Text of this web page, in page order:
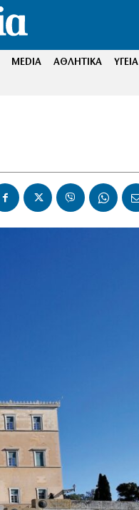
MEDIA ΑΘΛΗΤΙΚΑ ΥΓΕΙΑ